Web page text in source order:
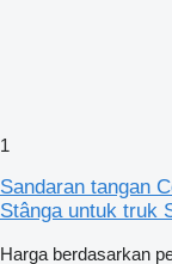
1
Sandaran tangan
Stânga untuk truk
Harga berdasarkan